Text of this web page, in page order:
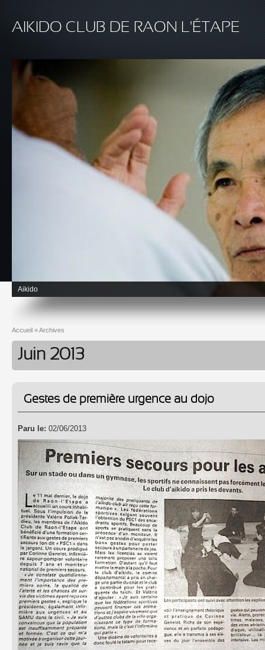
AIKIDO CLUB DE RAON L'ÉTAPE
Aikido
Vous êtes ici
Accueil »Archives
Juin 2013
Gestes de première urgence au dojo
Paru le: 02/06/2013